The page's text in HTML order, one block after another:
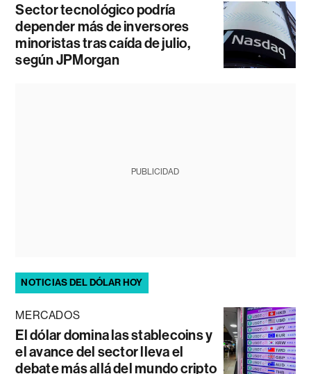
Sector tecnológico podría
depender más de inversores
minoristas tras caída de julio,
según JPMorgan
PUBLICIDAD
NOTICIAS DEL DÓLAR HOY
MERCADOS
El dólar domina las stablecoins y
el avance del sector lleva el
debate más allá del mundo cripto